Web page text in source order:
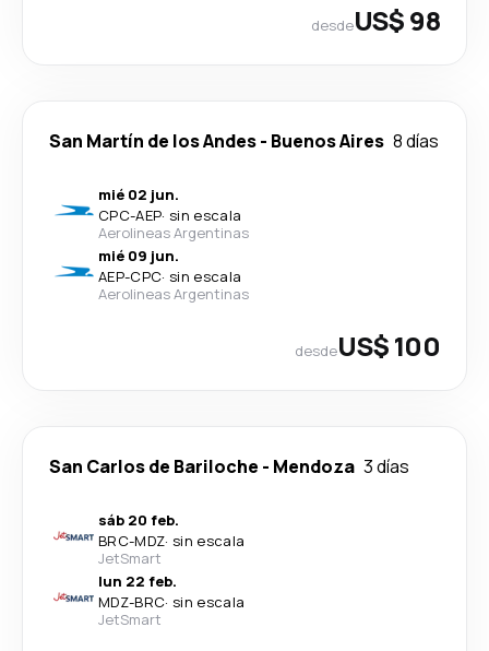
desdeUS$ 98
San Martín de los Andes- Buenos Aires 8 días
mié 02 jun.
CPC-AEP· sin escala
Aerolineas Argentinas
mié 09 jun.
AEP-CPC· sin escala
Aerolineas Argentinas
desdeUS$ 100
San Carlos de Bariloche - Mendoza 3 días
sáb 20 feb.
BRC-MDZ· sin escala
JetSmart
lun 22 feb.
MDZ-BRC· sin escala
JetSmart